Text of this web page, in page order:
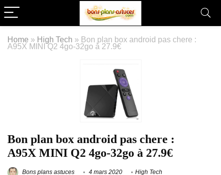
Home » High Tech » Bon plan box android pas chere :
A95X MINI Q2 4go-32go à 27.9€
Bon plan box android pas chere :
A95X MINI Q2 4go-32go à 27.9€
Bons plans astuces 4 mars 2020 High Tech